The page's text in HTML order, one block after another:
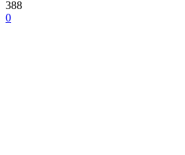
388
0